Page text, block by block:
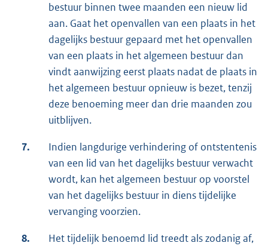
bestuur binnen twee maanden een nieuw lid
aan. Gaat het openvallen van een plaats in het
dagelijks bestuur gepaard met het openvallen
van een plaats in het algemeen bestuur dan
vindt aanwijzing eerst plaats nadat de plaats in
het algemeen bestuur opnieuw is bezet, tenzij
deze benoeming meer dan drie maanden zou
uitblijven.
7.
Indien langdurige verhindering of ontstentenis
van een lid van het dagelijks bestuur verwacht
wordt, kan het algemeen bestuur op voorstel
van het dagelijks bestuur in diens tijdelijke
vervanging voorzien.
8.
Het tijdelijk benoemd lid treedt als zodanig af,